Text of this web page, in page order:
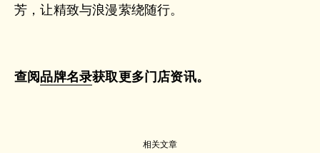
芳，让精致与浪漫萦绕随行。
查阅 品牌名录获取更多门店资讯。
相关文章